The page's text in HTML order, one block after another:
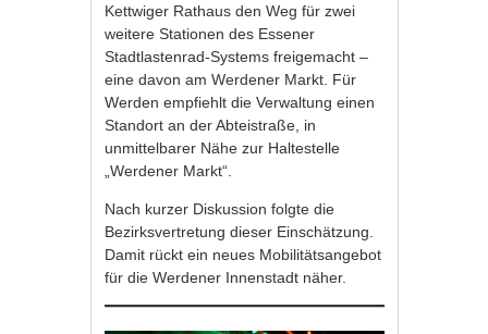
Kettwiger Rathaus den Weg für zwei
weitere Stationen des Essener
Stadtlastenrad-Systems freigemacht –
eine davon am Werdener Markt. Für
Werden empfiehlt die Verwaltung einen
Standort an der Abteistraße, in
unmittelbarer Nähe zur Haltestelle
„Werdener Markt“.
Nach kurzer Diskussion folgte die
Bezirksvertretung dieser Einschätzung.
Damit rückt ein neues Mobilitätsangebot
für die Werdener Innenstadt näher.